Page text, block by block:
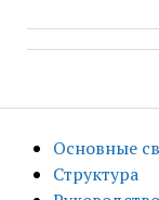
Основные
Структура